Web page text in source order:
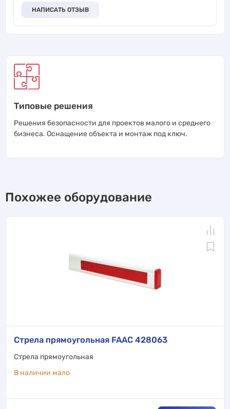
НАПИСАТЬ ОТЗЫВ
Типовые решения
Решения безопасности для проектов малого и среднего
бизнеса. Оснащение объекта и монтаж под ключ.
Похожее оборудование
Стрела прямоугольная FAAC 428063
Стрела прямоугольная
В наличии мало